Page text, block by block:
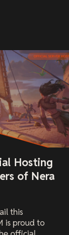
Hosting
of Nera
this
is proud to